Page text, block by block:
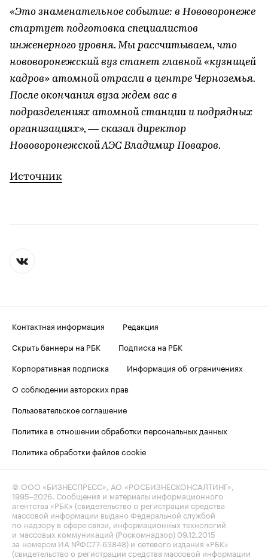
«Это знаменательное событие: в Нововоронеже
стартует подготовка специалистов
инженерного уровня. Мы рассчитываем, что
нововоронежский вуз станет главной «кузницей
кадров» атомной отрасли в центре Черноземья.
После окончания вуза ждем вас в
подразделениях атомной станции и подрядных
организациях», — сказал директор
Нововоронежской АЭС Владимир Поваров.
Источник
Контактная информация
Редакция
Скрыть баннеры на РБК
Подписка на РБК
Корпоративная подписка
Информация об ограничениях
О соблюдении авторских прав
Пользовательское соглашение
Политика в отношении обработки персональных данных
Политика обработки файлов cookie
© ООО «БИЗНЕСПРЕСС», АО «РОСБИЗНЕСКОНСАЛТИНГ»,
1995–2026. Сообщения и материалы информационного
агентства «РБК» (свидетельство о регистрации средства
массовой информации выдано Федеральной службой
по надзору в сфере связи, информационных технологий
и массовых коммуникаций (Роскомнадзор) 09.12.2015
за номером ИА №ФС77-63848) и сетевого издания «РБК»
(свидетельство о регистрации средства массовой информации